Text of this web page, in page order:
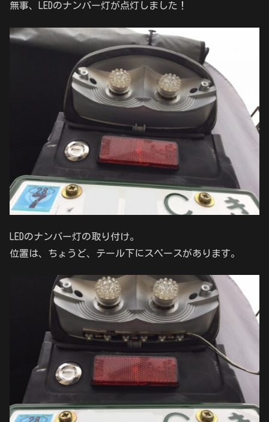
無事、LEDのナンバー灯が点灯しました！
LEDのナンバー灯の取り付け。
位置は、ちょうど、テール下にスペースがあります。